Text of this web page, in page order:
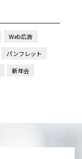
Web広告
パンフレット
新年会